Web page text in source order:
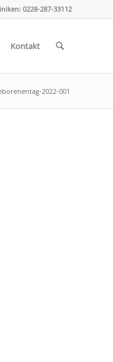
0228-287-33112
Kontakt
2022-001